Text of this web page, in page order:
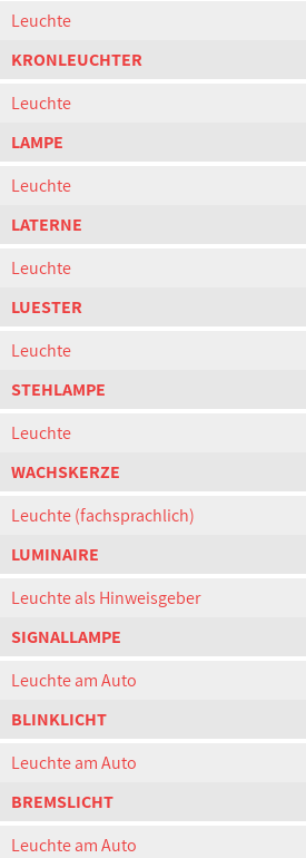
Leuchte
KRONLEUCHTER
Leuchte
LAMPE
Leuchte
LATERNE
Leuchte
LUESTER
Leuchte
STEHLAMPE
Leuchte
WACHSKERZE
Leuchte (fachsprachlich)
LUMINAIRE
Leuchte als Hinweisgeber
SIGNALLAMPE
Leuchte am Auto
BLINKLICHT
Leuchte am Auto
BREMSLICHT
Leuchte am Auto